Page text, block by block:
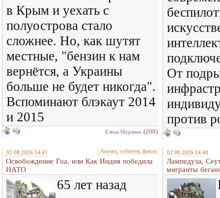
в Крым и уехать с
полуострова стало
сложнее. Но, как шутят
местные, "бензин к нам
вернётся, а Украины
больше не будет никогда".
Вспоминают блэкаут 2014
и 2015
Елена Мурзина (208)
От
против
02.08.2026 14:41 Анализ, события, факты
Освобождение Гоа, или Как Индия победила
НАТО
65 лет назад
02.08.2026 14:40
Лампедуза,
мигранты